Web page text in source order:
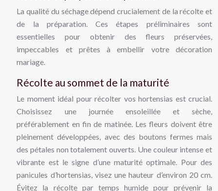
La qualité du séchage dépend crucialement de la récolte et
de la préparation. Ces étapes préliminaires sont
essentielles pour obtenir des fleurs préservées,
impeccables et prêtes à embellir votre décoration
mariage.
Récolte au sommet de la maturité
Le moment idéal pour récolter vos hortensias est crucial.
Choisissez une journée ensoleillée et sèche,
préférablement en fin de matinée. Les fleurs doivent être
pleinement développées, avec des boutons fermes mais
des pétales non totalement ouverts. Une couleur intense et
vibrante est le signe d’une maturité optimale. Pour des
panicules d’hortensias, visez une hauteur d’environ 20 cm.
Évitez la récolte par temps humide pour prévenir la